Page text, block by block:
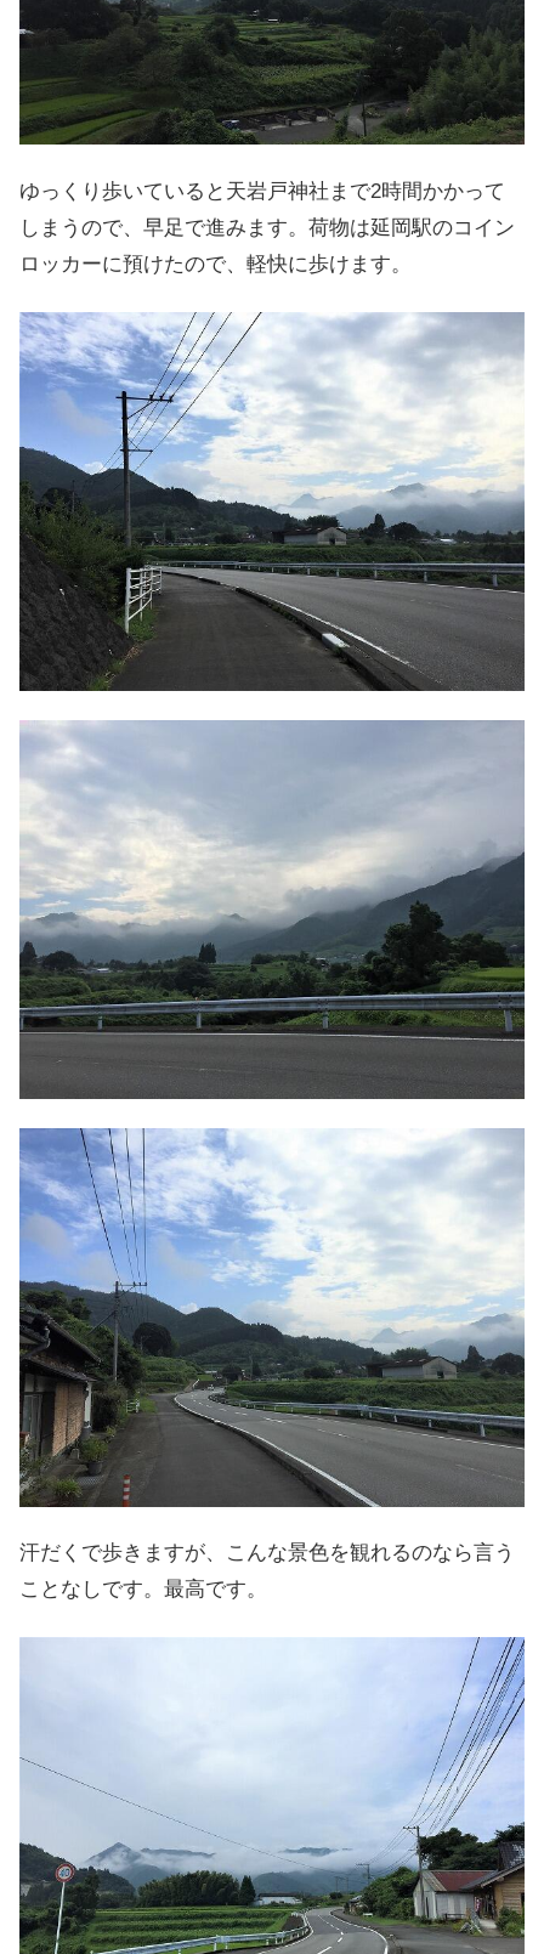
ゆっくり歩いていると天岩戸神社まで2時間かかって
しまうので、早足で進みます。荷物は延岡駅のコイン
ロッカーに預けたので、軽快に歩けます。
汗だくで歩きますが、こんな景色を観れるのなら言う
ことなしです。最高です。